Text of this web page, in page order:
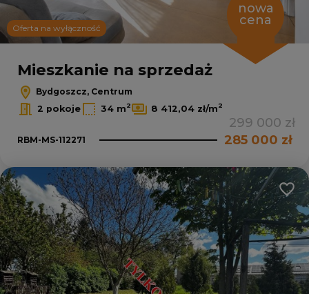
Oferta na wyłączność
nowa
cena
Mieszkanie na sprzedaż
Bydgoszcz, Centrum
2 pokoje
34 m2 8 412,04 zł/m2
299 000 zł
RBM-MS-112271 285 000 zł